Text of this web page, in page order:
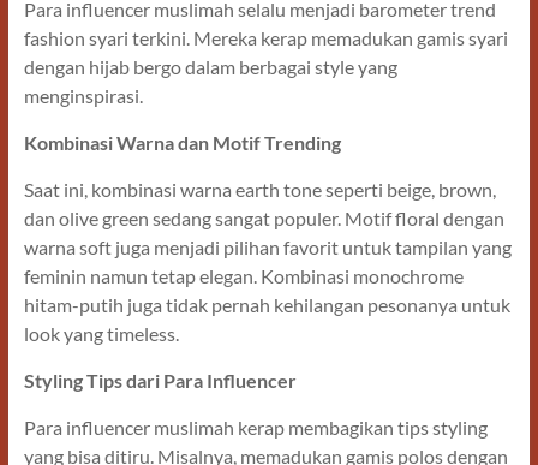
Para influencer muslimah selalu menjadi barometer trend
fashion syari terkini. Mereka kerap memadukan gamis syari
dengan hijab bergo dalam berbagai style yang
menginspirasi.
Kombinasi Warna dan Motif Trending
Saat ini, kombinasi warna earth tone seperti beige, brown,
dan olive green sedang sangat populer. Motif floral dengan
warna soft juga menjadi pilihan favorit untuk tampilan yang
feminin namun tetap elegan. Kombinasi monochrome
hitam-putih juga tidak pernah kehilangan pesonanya untuk
look yang timeless.
Styling Tips dari Para Influencer
Para influencer muslimah kerap membagikan tips styling
yang bisa ditiru. Misalnya, memadukan gamis polos dengan